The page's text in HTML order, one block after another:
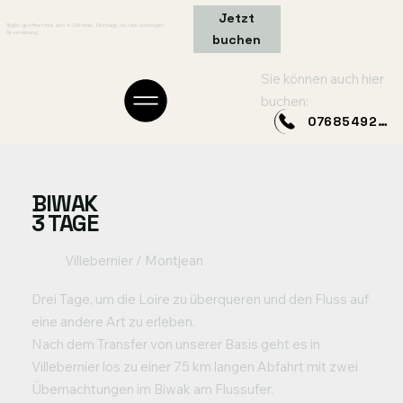
Täglich geöffnet bis zum 4. Oktober. Montags nur nach vorheriger
Reservierung.
Jetzt
buchen
Sie können auch hier
buchen:
0768549249
BIWAK
3 TAGE
Villebernier / Montjean
Drei Tage, um die Loire zu überqueren und den Fluss auf
eine andere Art zu erleben.
Nach dem Transfer von unserer Basis geht es in
Villebernier los zu einer 75 km langen Abfahrt mit zwei
Übernachtungen im Biwak am Flussufer.